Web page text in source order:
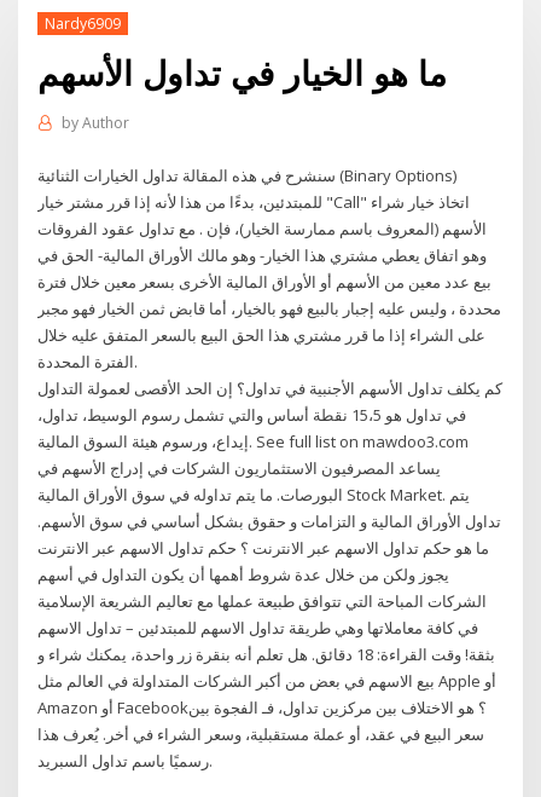
Nardy6909
ما هو الخيار في تداول الأسهم
byAuthor
سنشرح في هذه المقالة تداول الخيارات الثنائية (Binary Options)
للمبتدئين، بدءًا من هذا لأنه إذا قرر مشتر خيار "Call" اتخاذ خيار شراء
الأسهم (المعروف باسم ممارسة الخيار)، فإن . مع تداول عقود الفروقات
وهو اتفاق يعطي مشتري هذا الخيار- وهو مالك الأوراق المالية- الحق في
بيع عدد معين من الأسهم أو الأوراق المالية الأخرى بسعر معين خلال فترة
محددة ، وليس عليه إجبار بالبيع فهو بالخيار، أما قابض ثمن الخيار فهو مجبر
على الشراء إذا ما قرر مشتري هذا الحق البيع بالسعر المتفق عليه خلال
الفترة المحددة.
كم يكلف تداول الأسهم الأجنبية في تداول؟ إن الحد الأقصى لعمولة التداول
في تداول هو 15،5 نقطة أساس والتي تشمل رسوم الوسيط، تداول،
إيداع، ورسوم هيئة السوق المالية. See full list on mawdoo3.com
يساعد المصرفيون الاستثماريون الشركات في إدراج الأسهم في
البورصات. ما يتم تداوله في سوق الأوراق المالية Stock Market. يتم
تداول الأوراق المالية و التزامات و حقوق بشكل أساسي في سوق الأسهم.
ما هو حكم تداول الاسهم عبر الانترنت ؟ حكم تداول الاسهم عبر الانترنت
يجوز ولكن من خلال عدة شروط أهمها أن يكون التداول في أسهم
الشركات المباحة التي تتوافق طبيعة عملها مع تعاليم الشريعة الإسلامية
في كافة معاملاتها وهي طريقة تداول الاسهم للمبتدئين – تداول الاسهم
بثقة! وقت القراءة: 18 دقائق. هل تعلم أنه بنقرة زر واحدة، يمكنك شراء و
بيع الاسهم في بعض من أكبر الشركات المتداولة في العالم مثل Apple أو
Amazon أو Facebook؟ هو الاختلاف بين مركزين تداول، فـ الفجوة بين
سعر البيع في عقد، أو عملة مستقبلية، وسعر الشراء في أخر. يُعرف هذا
رسميًا باسم تداول السبريد.